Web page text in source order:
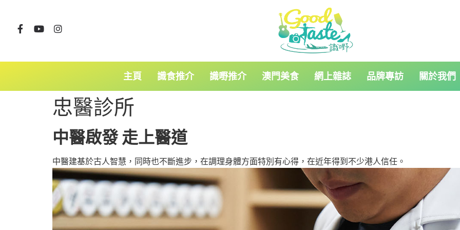
主頁 識食推介 識嘢推介 澳門美食 網上雜誌 品牌專訪 關於我們
忠醫診所
中醫啟發 走上醫道
中醫建基於古人智慧，同時也不斷進步，在調理身體方面特別有心得，在近年得到不少港人信任。